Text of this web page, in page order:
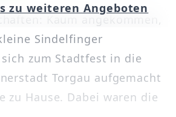
Kaum angekommen,
Sindelfinger
zum Stadtfest in die
Torgau aufgemacht
zu Hause. Dabei waren die
zu weiteren Angeboten